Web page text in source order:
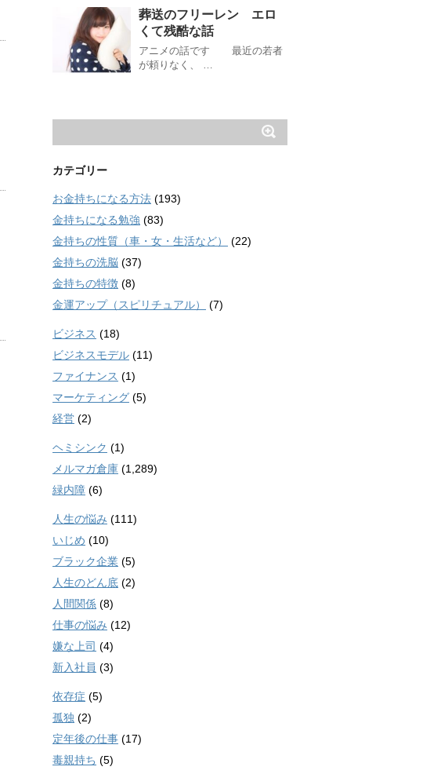
葬送のフリーレン エロ
くて残酷な話
アニメの話です 最近の若者
が頼りなく、 …
カテゴリー
お金持ちになる方法 (193)
金持ちになる勉強 (83)
金持ちの性質（車・女・生活など）
(22)
金持ちの洗脳 (37)
金持ちの特徴 (8)
金運アップ（スピリチュアル）
(7)
ビジネス (18)
ビジネスモデル (11)
ファイナンス (1)
マーケティング (5)
経営 (2)
ヘミシンク (1)
メルマガ倉庫 (1,289)
緑内障 (6)
人生の悩み (111)
いじめ (10)
ブラック企業 (5)
人生のどん底 (2)
人間関係 (8)
仕事の悩み (12)
嫌な上司 (4)
新入社員 (3)
依存症 (5)
孤独 (2)
定年後の仕事 (17)
毒親持ち (5)